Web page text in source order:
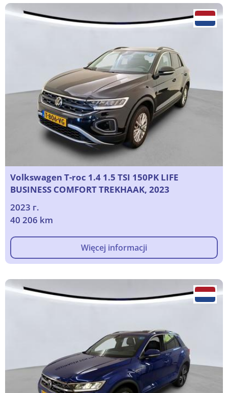
Volkswagen T-roc 1.4 1.5 TSI 150PK LIFE
BUSINESS COMFORT TREKHAAK, 2023
2023 г.
40 206 km
Więcej informacji